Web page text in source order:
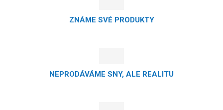
ZNÁME SVÉ PRODUKTY
NEPRODÁVÁME SNY, ALE REALITU